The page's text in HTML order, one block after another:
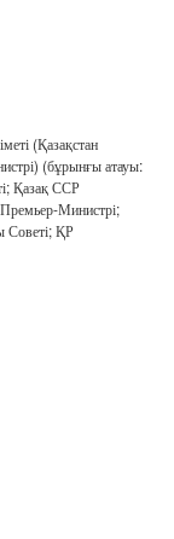
(Қазақстан
(бұрынғы атауы:
Қазақ ССР
Министрі;
Советі; ҚР